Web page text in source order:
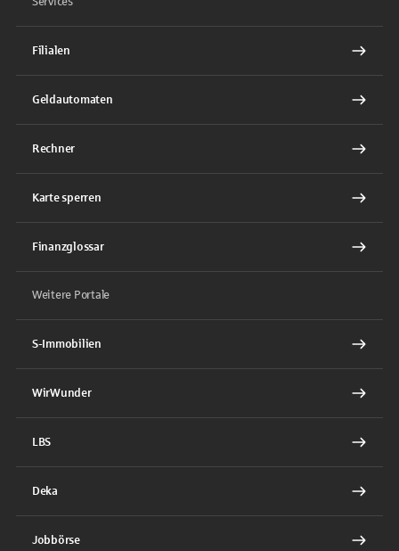
Filialen
Geldautomaten
Rechner
Karte sperren
Finanzglossar
Weitere Portale
S-Immobilien
WirWunder
LBS
Deka
Jobbörse